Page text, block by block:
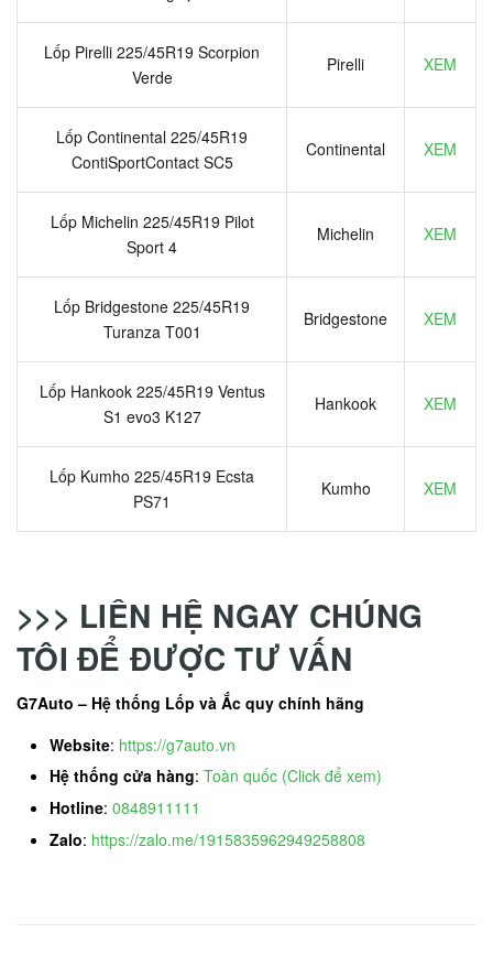
Lốp Pirelli 225/45R19 Scorpion
Verde
Pirelli XEM
Lốp Continental 225/45R19
ContiSportContact SC5
Continental XEM
Lốp Michelin 225/45R19 Pilot
Sport 4
Michelin XEM
Lốp Bridgestone 225/45R19
Turanza T001
Bridgestone XEM
Lốp Hankook 225/45R19 Ventus
S1 evo3 K127
Hankook XEM
Lốp Kumho 225/45R19 Ecsta
PS71
Kumho XEM
>>> LIÊN HỆ NGAY CHÚNG
TÔI ĐỂ ĐƯỢC TƯ VẤN
G7Auto – Hệ thống Lốp và Ắc quy chính hãng
Website: https://g7auto.vn
Hệ thống cửa hàng: Toàn quốc (Click để xem)
Hotline: 0848911111
Zalo: https://zalo.me/1915835962949258808